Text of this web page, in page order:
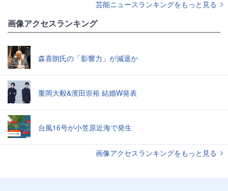
芸能ニュースランキングをもっと見る
画像アクセスランキング
森喜朗氏の「影響力」が減退か
重岡大毅&濱田崇裕 結婚W発表
台風16号が小笠原近海で発生
画像アクセスランキングをもっと見る